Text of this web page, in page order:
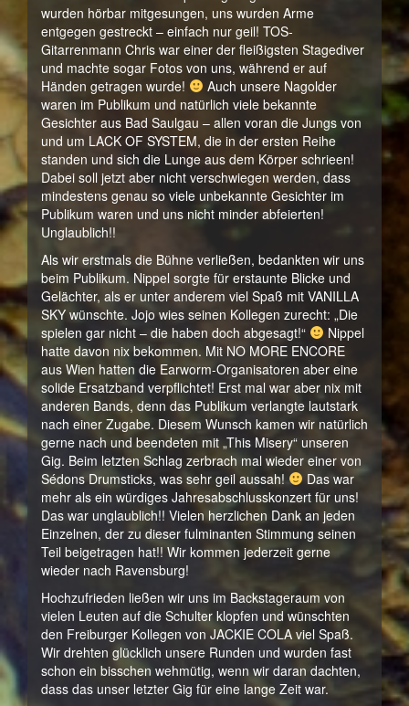
wurden hörbar mitgesungen, uns wurden Arme
entgegen gestreckt – einfach nur geil! TOS-
Gitarrenmann Chris war einer der fleißigsten Stagediver
und machte sogar Fotos von uns, während er auf
Händen getragen wurde!
Auch unsere Nagolder
waren im Publikum und natürlich viele bekannte
Gesichter aus Bad Saulgau – allen voran die Jungs von
und um LACK OF SYSTEM, die in der ersten Reihe
standen und sich die Lunge aus dem Körper schrieen!
Dabei soll jetzt aber nicht verschwiegen werden, dass
mindestens genau so viele unbekannte Gesichter im
Publikum waren und uns nicht minder abfeierten!
Unglaublich!!
Als wir erstmals die Bühne verließen, bedankten wir uns
beim Publikum. Nippel sorgte für erstaunte Blicke und
Gelächter, als er unter anderem viel Spaß mit VANILLA
SKY wünschte. Jojo wies seinen Kollegen zurecht: „Die
spielen gar nicht – die haben doch abgesagt!“
Nippel
hatte davon nix bekommen. Mit NO MORE ENCORE
aus Wien hatten die Earworm-Organisatoren aber eine
solide Ersatzband verpflichtet! Erst mal war aber nix mit
anderen Bands, denn das Publikum verlangte lautstark
nach einer Zugabe. Diesem Wunsch kamen wir natürlich
gerne nach und beendeten mit „This Misery“ unseren
Gig. Beim letzten Schlag zerbrach mal wieder einer von
Sédons Drumsticks, was sehr geil aussah!
Das war
mehr als ein würdiges Jahresabschlusskonzert für uns!
Das war unglaublich!! Vielen herzlichen Dank an jeden
Einzelnen, der zu dieser fulminanten Stimmung seinen
Teil beigetragen hat!! Wir kommen jederzeit gerne
wieder nach Ravensburg!
Hochzufrieden ließen wir uns im Backstageraum von
vielen Leuten auf die Schulter klopfen und wünschten
den Freiburger Kollegen von JACKIE COLA viel Spaß.
Wir drehten glücklich unsere Runden und wurden fast
schon ein bisschen wehmütig, wenn wir daran dachten,
dass das unser letzter Gig für eine lange Zeit war.